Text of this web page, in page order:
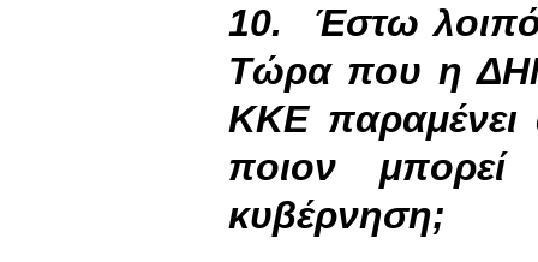
10. Έστω
Τώρα που η
ΚΚΕ παραμένει
ποιον
κυβέρνηση;